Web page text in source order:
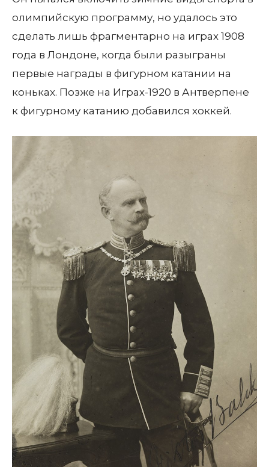
олимпийскую программу, но удалось это
сделать лишь фрагментарно на играх 1908
года в Лондоне, когда были разыграны
первые награды в фигурном катании на
коньках. Позже на Играх-1920 в Антверпене
к фигурному катанию добавился хоккей.